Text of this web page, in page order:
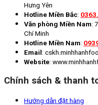
Hưng Yên
Hotline Miền Bắc:
Văn phòng Miền Nam:
Chí Minh
Hotline Miền Nam:
Email:
Website:
Chính sách & thanh
Hướng dẫn đặt hàng